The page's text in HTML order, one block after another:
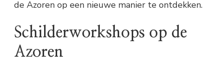
de Azoren op een nieuwe manier te ontdekken.
Schilderworkshops op de
Azoren